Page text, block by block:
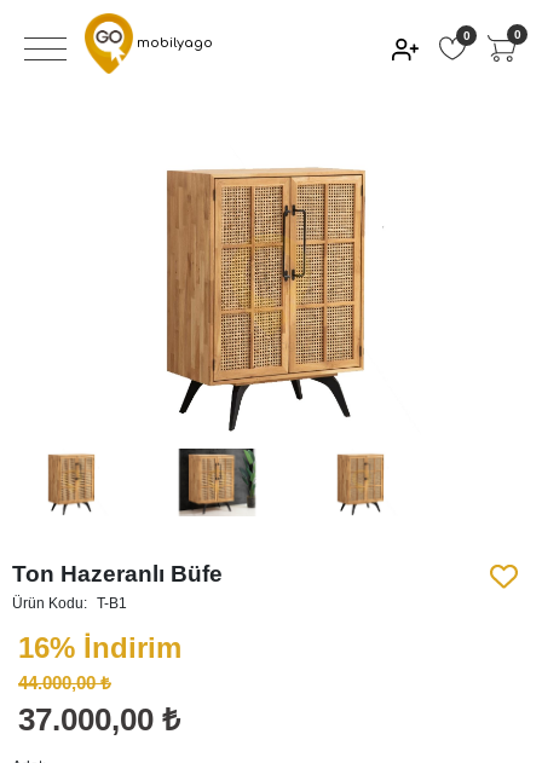
mobilyago 0 0
Ton Hazeranlı Büfe
Ürün Kodu: T-B1
37.000,00 ₺
44.000,00 ₺
16% İndirim